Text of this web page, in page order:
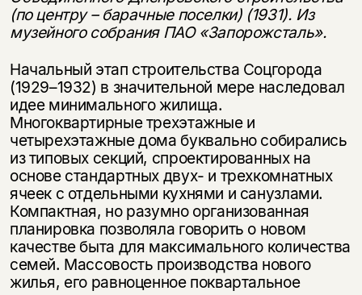
(по центру – барачные поселки) (1931). Из
музейного собрания ПАО «Запорожсталь».
Начальный этап строительства Соцгорода
(1929–1932) в значительной мере наследовал
идее минимального жилища.
Многоквартирные трехэтажные и
четырехэтажные дома буквально собирались
из типовых секций, спроектированных на
основе стандартных двух- и трехкомнатных
ячеек с отдельными кухнями и санузлами.
Компактная, но разумно организованная
планировка позволяла говорить о новом
качестве быта для максимального количества
семей. Массовость производства нового
жилья, его равноценное поквартальное